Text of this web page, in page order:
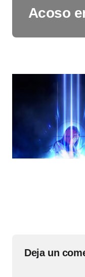
Acoso
Deja un